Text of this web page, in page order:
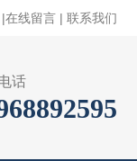
|在线留言 | 联系我们
话